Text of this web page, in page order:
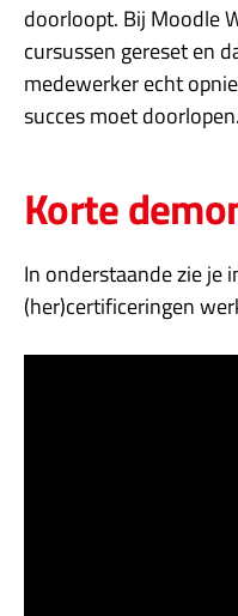
doorloopt. Bij Moodle
cursussen gereset en
medewerker echt
succes moet doorlopen.
Korte
In onderstaande zie je
(her)certificeringen